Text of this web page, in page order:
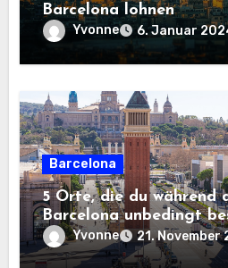
Barcelona lohnen
Yvonne 6. Januar
Barcelona
5 Orte, die du während
Barcelona unbedingt
Yvonne 21. November